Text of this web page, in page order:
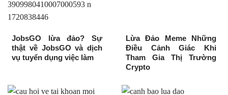
JobsGO lừa đảo? Sự
thật về JobsGO và dịch
vụ tuyển dụng việc làm
Lừa Đảo Meme Những
Điều Cảnh Giác Khi
Tham Gia Thị Trường
Crypto